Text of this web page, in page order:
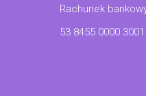
Rachunek
53 8455 0000